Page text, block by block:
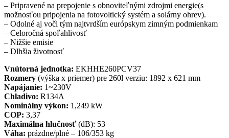
– Pripravené na prepojenie s obnoviteľnými zdrojmi energie(s
možnosťou pripojenia na fotovoltický systém a solárny ohrev).
– Odolné aj voči tým najtvrdším európskym zimným podmienkam
– Celoročná spoľahlivosť
– Nižšie emisie
– Dlhšia životnosť
Vnútorná jednotka: EKHHE260PCV37
Rozmery (výška x priemer) pre 260l verziu: 1892 x 621 mm
Napájanie: 1~230V
Chladivo: R134A
Nominálny výkon: 1,249 kW
COP: 3,37
Maximálna hlučnosť(dB): 53
Váha: prázdne/plné – 106/353 kg